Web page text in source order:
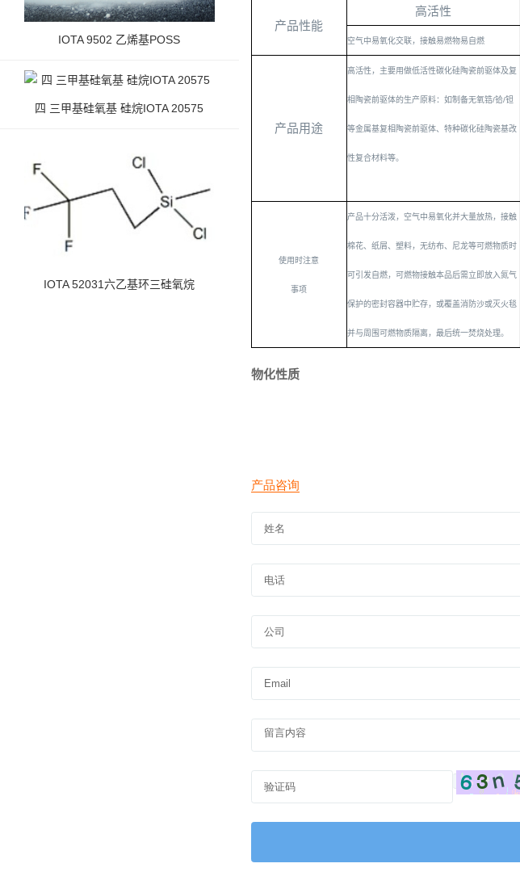
IOTA 9502 乙烯基POSS
四 三甲基硅氧基 硅烷IOTA 20575
IOTA 52031六乙基环三硅氧烷
产品性能
高活性
空气中易氧化交联，接触易燃物易自燃
产品用途
高活性，主要用做低活性碳化硅陶瓷前驱体及复
相陶瓷前驱体的生产原料：如制备无氧锆/铪/钽
等金属基复相陶瓷前驱体、特种碳化硅陶瓷基改
性复合材料等。
使用时注意
事项
产品十分活泼，空气中易氧化并大量放热，接触
棉花、纸屑、塑料，无纺布、尼龙等可燃物质时
可引发自燃，可燃物接触本品后需立即放入氮气
保护的密封容器中贮存，或覆盖消防沙或灭火毯
并与周围可燃物质隔离，最后统一焚烧处理。
物化性质